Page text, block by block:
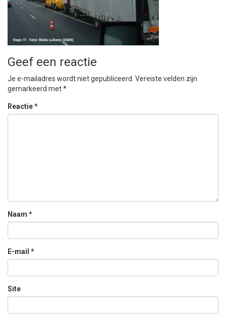
Geef een reactie
Je e-mailadres wordt niet gepubliceerd. Vereiste velden zijn
gemarkeerd met*
Reactie*
Naam *
E-mail *
Site